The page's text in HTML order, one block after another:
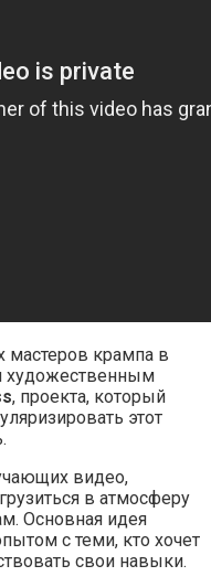
мастеров крампа в
художественным
, проекта, который
этот
видео,
в атмосферу
Основная идея
с теми, кто хочет
свои навыки.